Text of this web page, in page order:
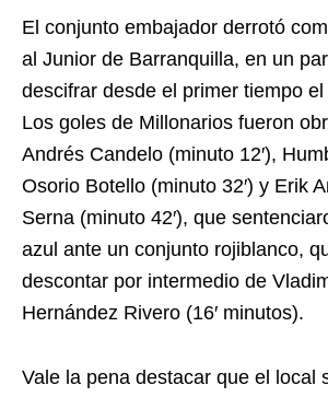
El conjunto embajador derrotó
al Junior de Barranquilla, en un
descifrar desde el primer tiempo
Los goles de Millonarios fueron
Andrés Candelo (minuto 12′),
Osorio Botello (minuto 32′) y Erik
Serna (minuto 42′), que
azul ante un conjunto rojiblanco,
descontar por intermedio de
Hernández Rivero (16′ minutos).
Vale la pena destacar que el local